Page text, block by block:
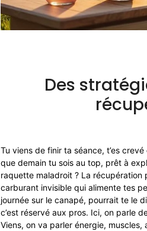
Des
Tu viens de finir ta séance, t’es
que demain tu sois au top, prêt à
raquette maladroit ? La récupération
carburant invisible qui alimente tes
journée sur le canapé, pourrait te le
c’est réservé aux pros. Ici, on parle
Viens, on va parler énergie, muscles,